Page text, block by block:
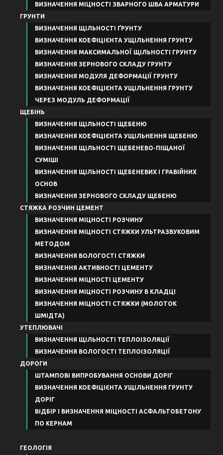
ВИЗНАЧЕННЯ МІЦНОСТІ ЗВАРНОГО ШВА АРМАТУРИ
ГРУНТИ
ВИЗНАЧЕННЯ ЩІЛЬНОСТІ ҐРУНТУ
ВИЗНАЧЕННЯ КОЕФІЦІЄНТА УЩІЛЬНЕННЯ ГРУНТУ
ВИЗНАЧЕННЯ МАКСИМАЛЬНОЇ ЩІЛЬНОСТІ ГРУНТУ
ВИЗНАЧЕННЯ ЗЕРНОВОГО СКЛАДУ ГРУНТУ
ВИЗНАЧЕННЯ МОДУЛЯ ДЕФОРМАЦІЇ ГРУНТУ
ВИЗНАЧЕННЯ КОЕФІЦІЄНТА УЩІЛЬНЕННЯ ГРУНТУ
ЧЕРЕЗ МОДУЛЬ ДЕФОРМАЦІЇ
ЩЕБІНЬ
ВИЗНАЧЕННЯ ЩІЛЬНОСТІ ЩЕБЕНЮ
ВИЗНАЧЕННЯ КОЕФІЦІЄНТА УЩІЛЬНЕННЯ ЩЕБЕНЮ
ВИЗНАЧЕННЯ ЩІЛЬНОСТІ ЩЕБЕНЕВО-ПІЩАНОЇ
СУМІШІ
ВИЗНАЧЕННЯ ЩІЛЬНОСТІ ЩЕБЕНЕВИХ І ГРАВІЙНИХ
ОСНОВ
ВИЗНАЧЕННЯ ЗЕРНОВОГО СКЛАДУ ЩЕБЕНЮ
СТЯЖКА РОЗЧИН ЦЕМЕНТ
ВИЗНАЧЕННЯ МІЦНОСТІ РОЗЧИНУ
ВИЗНАЧЕННЯ МІЦНОСТІ СТЯЖКИ УЛЬТРАЗВУКОВИМ
МЕТОДОМ
ВИЗНАЧЕННЯ ВОЛОГОСТІ СТЯЖКИ
ВИЗНАЧЕННЯ АКТИВНОСТІ ЦЕМЕНТУ
ВИЗНАЧЕННЯ МІЦНОСТІ ЦЕМЕНТУ
ВИЗНАЧЕННЯ МІЦНОСТІ РОЗЧИНУ В КЛАДЦІ
ВИЗНАЧЕННЯ МІЦНОСТІ СТЯЖКИ (МОЛОТОК
ШМІДТА)
УТЕПЛЮВАЧІ
ВИЗНАЧЕННЯ ЩІЛЬНОСТІ ТЕПЛОІЗОЛЯЦІЇ
ВИЗНАЧЕННЯ ВОЛОГОСТІ ТЕПЛОІЗОЛЯЦІЇ
ДОРОГИ
ШТАМПОВІ ВИПРОБУВАННЯ ОСНОВИ ДОРІГ
ВИЗНАЧЕННЯ КОЕФІЦІЄНТА УЩІЛЬНЕННЯ ГРУНТУ
ДОРІГ
ВІДБІР І ВИЗНАЧЕННЯ МІЦНОСТІ АСФАЛЬТОБЕТОНУ
ПО КЕРНАМ
ГЕОЛОГІЯ